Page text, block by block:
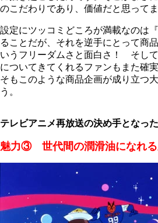
のこだわりであり、価値だと思ってま
設定にツッコミどころが満載なのは
ることだが、それを逆手にとって商
いうフリーダムさと面白さ！ そし
についてきてくれるファンもまた確
そもこのような商品企画が成り立つ
う。
テレビアニメ再放送の決め手となっ
魅力③ 世代間の潤滑油になれる